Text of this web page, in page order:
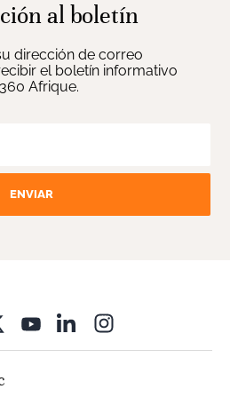
al boletín
dirección de correo
el boletín informativo
Afrique.
ENVIAR